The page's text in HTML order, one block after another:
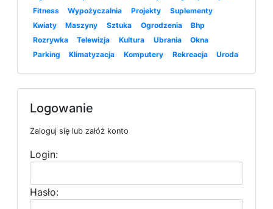
Fitness
Wypożyczalnia Projekty
Suplementy
Kwiaty
Maszyny Sztuka Ogrodzenia
Bhp
Rozrywka
Telewizja Kultura Ubrania
Okna
Parking
Klimatyzacja Komputery Rekreacja Uroda
Logowanie
Zaloguj się lub załóż konto
Login:
Hasło: